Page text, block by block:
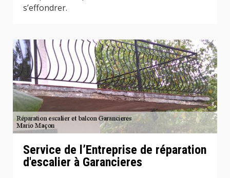
s’effondrer.
Service de l’Entreprise de réparation
d'escalier à Garancieres